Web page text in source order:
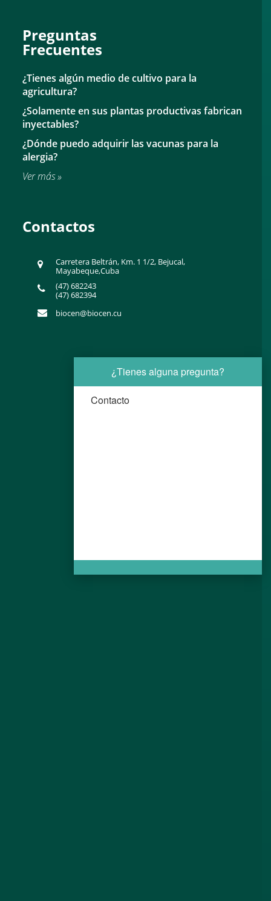
Preguntas
Frecuentes
¿Tienes algún medio de cultivo para la
agricultura?
¿Solamente en sus plantas productivas fabrican
inyectables?
¿Dónde puedo adquirir las vacunas para la
alergia?
Ver más »
Contactos
Carretera Beltrán, Km. 1 1/2, Bejucal,
Mayabeque,Cuba
(47) 682243
(47) 682394
biocen@biocen.cu
¿Tienes alguna pregunta?
Contacto